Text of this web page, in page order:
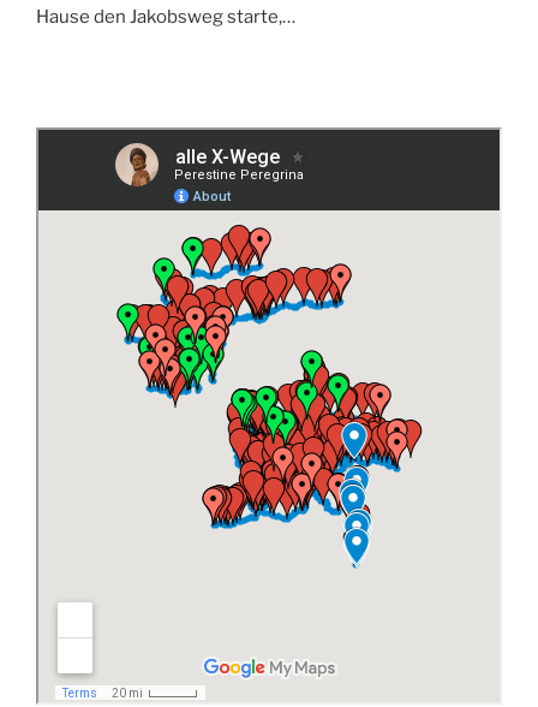
Hause den Jakobsweg starte,…